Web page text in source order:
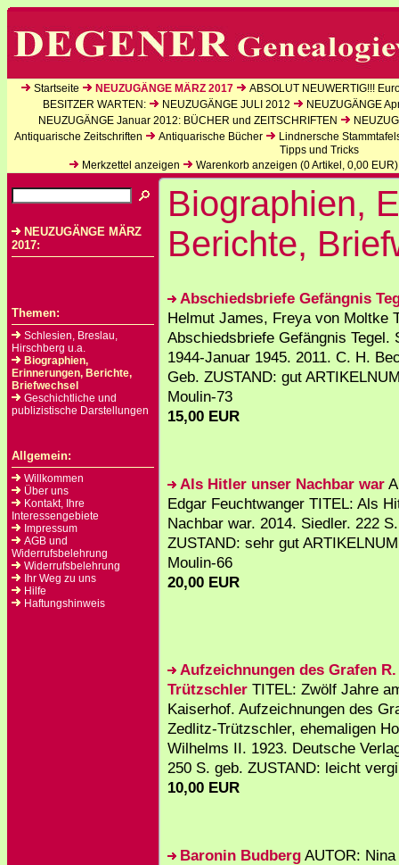
Startseite NEUZUGÄNGE MÄRZ 2017
ABSOLUT NEUWERTIG!!!
BESITZER WARTEN:
NEUZUGÄNGE JULI 2012
NEUZUGÄNGE
NEUZUGÄNGE Januar 2012: BÜCHER und ZEITSCHRIFTEN
Antiquarische Zeitschriften
Antiquarische Bücher
Lindnersche
Tipps und Tricks
Merkzettel anzeigen
Warenkorb anzeigen (0Artikel, 0,00 EUR)
NEUZUGÄNGE MÄRZ
2017:
Themen:
Schlesien, Breslau,
Hirschberg u.a.
Biographien,
Erinnerungen, Berichte,
Briefwechsel
Geschichtliche und
publizistische Darstellungen
Allgemein:
Willkommen
Über uns
Kontakt, Ihre
Interessengebiete
Impressum
AGB und
Widerrufsbelehrung
Widerrufsbelehrung
Ihr Weg zu uns
Hilfe
Haftungshinweis
Biographien,
Berichte,
Abschiedsbriefe Gefängnis
Helmut James, Freya von Moltke
Abschiedsbriefe Gefängnis Tegel.
1944-Januar 1945. 2011. C. H.
Geb. ZUSTAND: gut
Moulin-73
15,00 EUR
Als Hitler unser Nachbar war
Edgar Feuchtwanger TITEL: Als
Nachbar war. 2014. Siedler. 222
ZUSTAND: sehr gut
Moulin-66
20,00 EUR
Aufzeichnungen des Grafen
Trützschler TITEL: Zwölf Jahre
Kaiserhof. Aufzeichnungen des
Zedlitz-Trützschler, ehemaligen
Wilhelms II. 1923. Deutsche
250 S. geb. ZUSTAND: leicht
10,00 EUR
Baronin Budberg AUTOR: